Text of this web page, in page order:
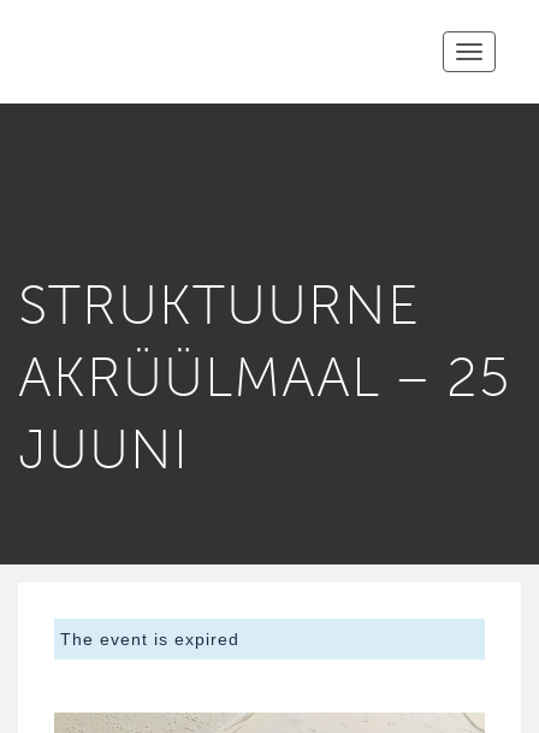
Toggle
STRUKTUURNE
AKRÜÜLMAAL – 25
JUUNI
The event is expired